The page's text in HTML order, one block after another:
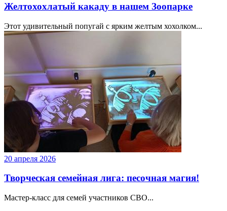
Желтохохлатый какаду в нашем Зоопарке
Этот удивительный попугай с ярким желтым хохолком...
20 апреля 2026
Творческая семейная лига: песочная магия!
Мастер-класс для семей участников СВО...